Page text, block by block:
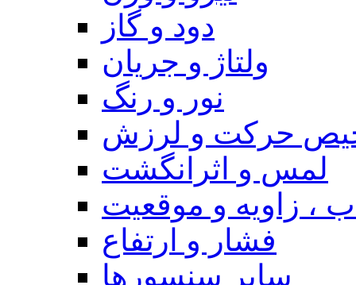
دود و گاز
ولتاژ و جریان
نور و رنگ
حرکت و لرزش
لمس و اثرانگشت
، زاویه و موقعیت
فشار و ارتفاع
سایر سنسورها